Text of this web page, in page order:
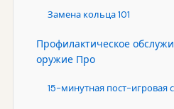
Замена кольца 101
Профилактическое
оружие Про
15-минутная пост-игровая